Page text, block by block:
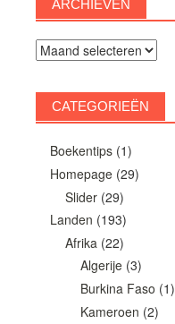
ARCHIEVEN
Archieven
CATEGORIEËN
Boekentips (1)
Homepage (29)
Slider (29)
Landen (193)
Afrika (22)
Algerije (3)
Burkina Faso (1)
Kameroen (2)